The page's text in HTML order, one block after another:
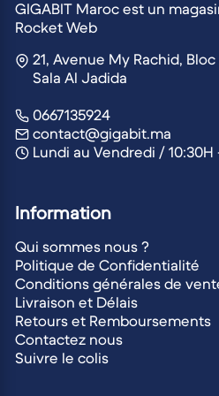
GIGABIT Maroc est un
Rocket Web
21, Avenue My Rachid,
Sala Al Jadida
0667135924
contact@gigabit.ma
Lundi au Vendredi / 10:30H
Information
Qui sommes nous ?
Politique de Confidentialité
Conditions générales de
Livraison et Délais
Retours et Remboursements
Contactez nous
Suivre le colis